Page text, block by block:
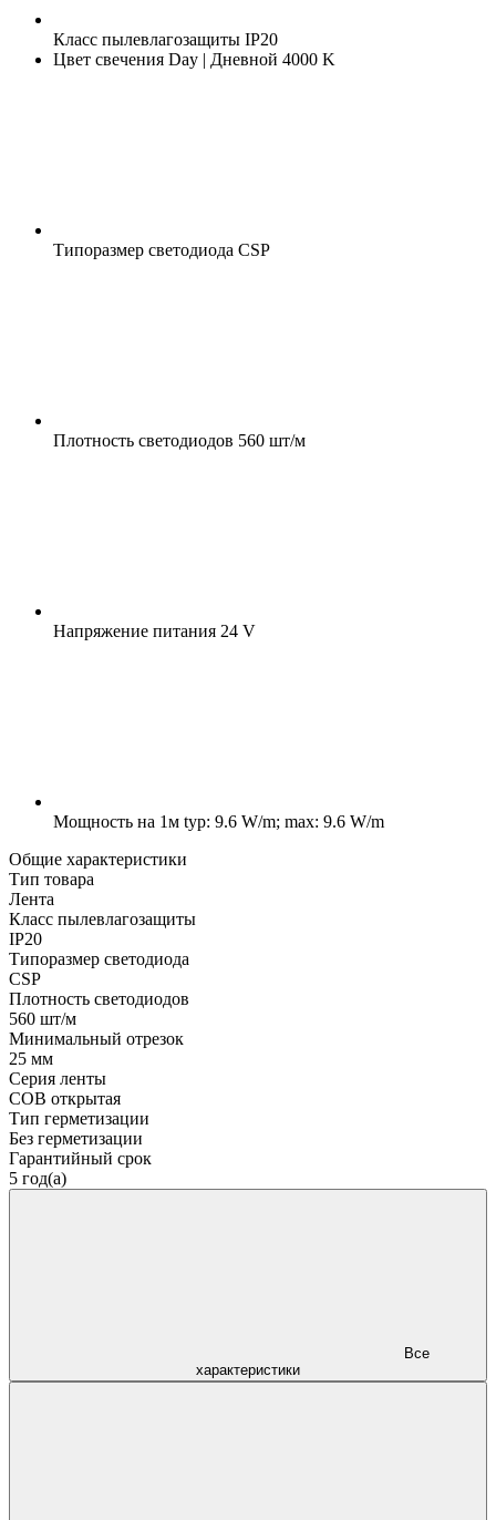
Класс пылевлагозащиты IP20
Цвет свечения Day | Дневной 4000 K
Типоразмер светодиода CSP
Плотность светодиодов 560 шт/м
Напряжение питания 24 V
Мощность на 1м typ: 9.6 W/m; max: 9.6 W/m
Общие характеристики
Тип товара
Лента
Класс пылевлагозащиты
IP20
Типоразмер светодиода
CSP
Плотность светодиодов
560 шт/м
Минимальный отрезок
25 мм
Серия ленты
COB открытая
Тип герметизации
Без герметизации
Гарантийный срок
5 год(а)
характеристики